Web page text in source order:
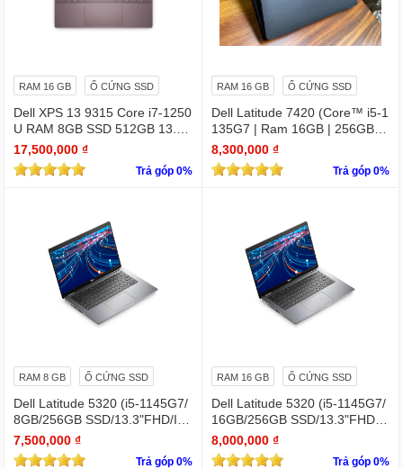
RAM 16 GB Ổ CỨNG SSD
Dell XPS 13 9315 Core i7-1250
U RAM 8GB SSD 512GB 13.4"
4K Touchscreen
17,500,000 ₫
Trả góp 0%
RAM 16 GB Ổ CỨNG SSD
Dell Latitude 7420 (Core™ i5-1
135G7 | Ram 16GB | 256GB S
SD | 14.0inch FHD)
8,300,000 ₫
Trả góp 0%
RAM 8 GB Ổ CỨNG SSD
Dell Latitude 5320 (i5-1145G7/
8GB/256GB SSD/13.3"FHD/Iris
Xe Graphics/Win11Pro)
7,500,000 ₫
Trả góp 0%
RAM 16 GB Ổ CỨNG SSD
Dell Latitude 5320 (i5-1145G7/
16GB/256GB SSD/13.3"FHD/Iri
s Xe Graphics/Win11Pro)
8,000,000 ₫
Trả góp 0%